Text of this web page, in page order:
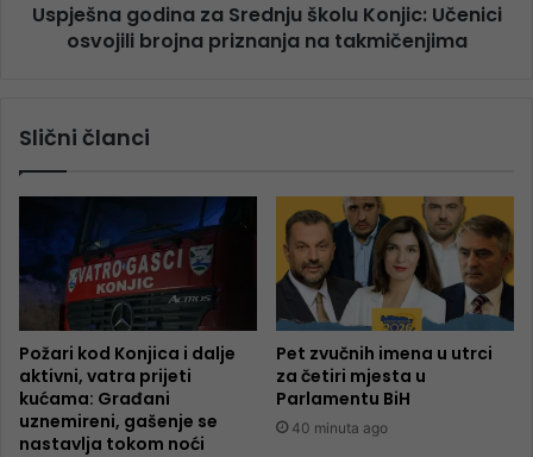
Uspješna godina za Srednju školu Konjic: Učenici
osvojili brojna priznanja na takmičenjima
Slični članci
Požari kod Konjica i dalje
aktivni, vatra prijeti
kućama: Građani
uznemireni, gašenje se
nastavlja tokom noći
Pet zvučnih imena u utrci
za četiri mjesta u
Parlamentu BiH
40 minuta ago